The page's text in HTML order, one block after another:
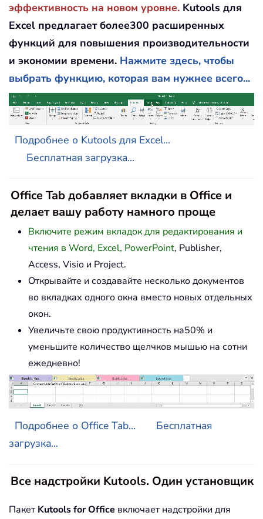
эффективность на новом уровне. Kutools для
Excel предлагает более300 расширенных
функций для повышения производительности
и экономии времени. Нажмите здесь, чтобы
выбрать функцию, которая вам нужнее всего...
Подробнее о Kutools для Excel...
Бесплатная загрузка...
Office Tab добавляет вкладки в Office и
делает вашу работу намного проще
Включите режим вкладок для редактирования и
чтения в Word, Excel, PowerPoint, Publisher,
Access, Visio и Project.
Открывайте и создавайте несколько документов
во вкладках одного окна вместо новых отдельных
окон.
Увеличьте свою продуктивность на50% и
уменьшите количество щелчков мышью на сотни
ежедневно!
Подробнее о Office Tab...
Бесплатная
загрузка...
Все надстройки Kutools. Один установщик
Пакет Kutools for Office включает надстройки для